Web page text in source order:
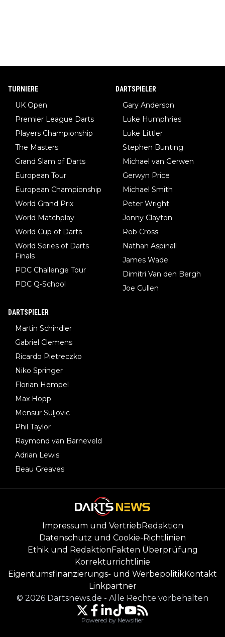
TURNIERE
UK Open
Premier League Darts
Players Championship
The Masters
Grand Slam of Darts
European Tour
European Championship
World Grand Prix
World Matchplay
World Cup of Darts
World Series of Darts
Finals
PDC Challenge Tour
PDC Q-School
DARTSPIELER
Gary Anderson
Luke Humphries
Luke Littler
Stephen Bunting
Michael van Gerwen
Gerwyn Price
Michael Smith
Peter Wright
Jonny Clayton
Rob Cross
Nathan Aspinall
James Wade
Dimitri Van den Bergh
Joe Cullen
DARTSPIELER
Martin Schindler
Gabriel Clemens
Ricardo Pietreczko
Niko Springer
Florian Hempel
Max Hopp
Mensur Suljovic
Phil Taylor
Raymond van Barneveld
Adrian Lewis
Beau Greaves
Impressum und VertriebRedaktion
Datenschutz und Cookie-Richtlinien
Ethik und RedaktionFakten Überprüfung
Korrekturrichtlinie
Eigentumsfinanzierungs- und WerbepolitikKontakt
Linkpartner
© 2026 Dartsnews.de - Alle Rechte vorbehalten
Powered by Newsifier